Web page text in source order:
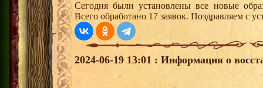
Сегодня были установлены все новые
Всего обработано 17 заявок. Поздравляем с
2024-06-19 13:01 : Информация о